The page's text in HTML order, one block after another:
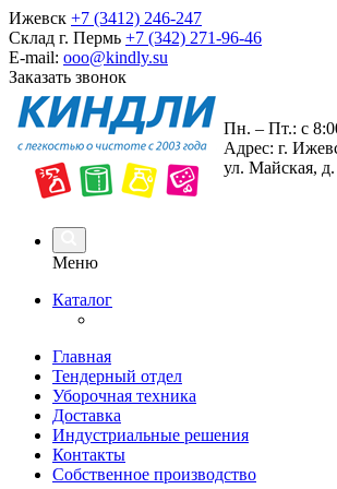
Ижевск +7 (3412) 246-247
Склад г. Пермь +7 (342) 271-96-46
E-mail: ooo@kindly.su
Заказать звонок
Пн. – Пт.: с
Адрес: г.
ул. Майская, д.
Меню
Каталог
Главная
Тендерный отдел
Уборочная техника
Доставка
Индустриальные решения
Контакты
Собственное производство